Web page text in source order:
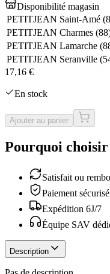
Disponibilité magasin
PETITJEAN Saint-Amé (
PETITJEAN Charmes (88
PETITJEAN Lamarche (
PETITJEAN Seranville (
17,16 €
En stock
Ajouter au panier
Pourquoi
Satisfait ou
Paiement sécurisé
Expédition 6J/7
Équipe SAV
Description